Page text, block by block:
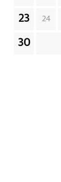
23 24
30